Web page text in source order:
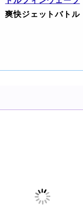
爽快ジェットバトル